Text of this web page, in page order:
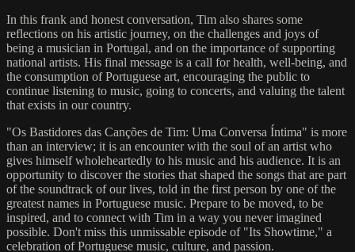
In this frank and honest conversation, Tim also shares some
reflections on his artistic journey, on the challenges and joys of
being a musician in Portugal, and on the importance of supporting
national artists. His final message is a call for health, well-being, and
the consumption of Portuguese art, encouraging the public to
continue listening to music, going to concerts, and valuing the talent
that exists in our country.
"Os Bastidores das Canções de Tim: Uma Conversa Íntima" is more
than an interview; it is an encounter with the soul of an artist who
gives himself wholeheartedly to his music and his audience. It is an
opportunity to discover the stories that shaped the songs that are part
of the soundtrack of our lives, told in the first person by one of the
greatest names in Portuguese music. Prepare to be moved, to be
inspired, and to connect with Tim in a way you never imagined
possible. Don't miss this unmissable episode of "Its Showtime," a
celebration of Portuguese music, culture, and passion.